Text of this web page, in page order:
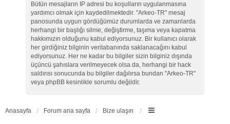
Bütün mesajların IP adresi bu koşulların uygulanmasına
yardımcı olmak için kaydedilmektedir. "Arkeo-TR" mesaj
panosunda uygun gördüğümüz durumlarda ve zamanlarda
herhangi bir başlığı silme, değiştirme, taşıma veya kapatma
hakkımızın olduğunu kabul ediyorsunuz. Bir kullanıcı olarak
her girdiğiniz bilginin veritabanında saklanacağını kabul
ediyorsunuz. Her ne kadar bu bilgiler sizin bilginiz dışında
üçüncü şahıslara verilmeyecek olsa da, herhangi bir hack
saldırısı sonucunda bu bilgiler dağılırsa bundan "Arkeo-TR"
veya phpBB kesinlikle sorumlu değildir.
Anasayfa Forum ana sayfa Bize ulaşın